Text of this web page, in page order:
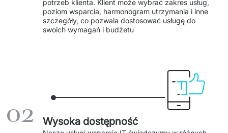
Outsourcing IT
Audyty i doradztwo
Managed IT & Outsourcing
potrzeb klienta. Klient może wybrać zakres usług,
poziom wsparcia, harmonogram utrzymania i inne
szczegóły, co pozwala dostosować usługę do
swoich wymagań i budżetu
02 Wysoka dostępność